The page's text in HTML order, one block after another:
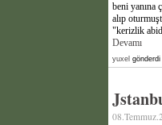
beni yanına
alıp
"kerizlik
Devamı
yuxel